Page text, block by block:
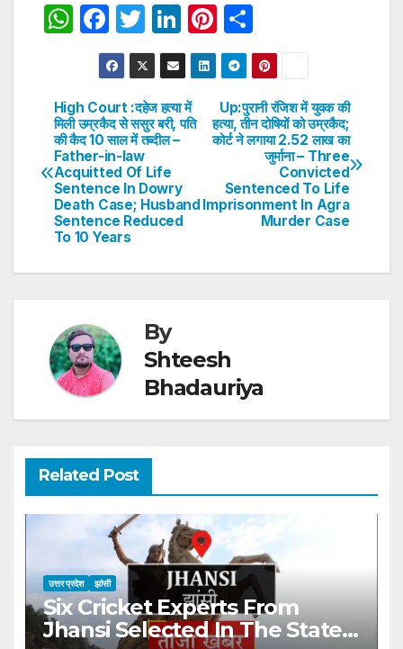
W
s
A
p
p
F
a
c
e
b
o
o
k
T
w
itt
er
Li
n
k
e
dI
Pi
nt
er
e
st
h
ar
e
Post
navigation
Up:पुरानी रंजिश में युवक की
हत्या, तीन दोषियों को उम्रकैद;
कोर्ट ने लगाया 2.52 लाख का
जुर्माना – Three
Convicted
Sentenced To Life
Imprisonment In Agra
Murder Case
High Court :दहेज हत्या में
मिली उम्रकैद से ससुर बरी, पति
की कैद 10 साल में तब्दील –
Father-in-law
Acquitted Of Life
Sentence In Dowry
Death Case; Husband
Sentence Reduced
To 10 Years
By
Shteesh
Bhadauriya
Related Post
उत्तर प्रदेश झांसी
Six Cricket Experts From
Jhansi Selected In The State